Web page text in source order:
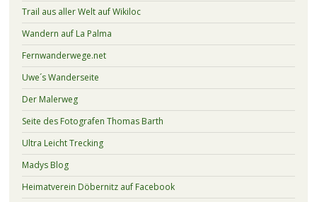
Trail aus aller Welt auf Wikiloc
Wandern auf La Palma
Fernwanderwege.net
Uwe´s Wanderseite
Der Malerweg
Seite des Fotografen Thomas Barth
Ultra Leicht Trecking
Madys Blog
Heimatverein Döbernitz auf Facebook